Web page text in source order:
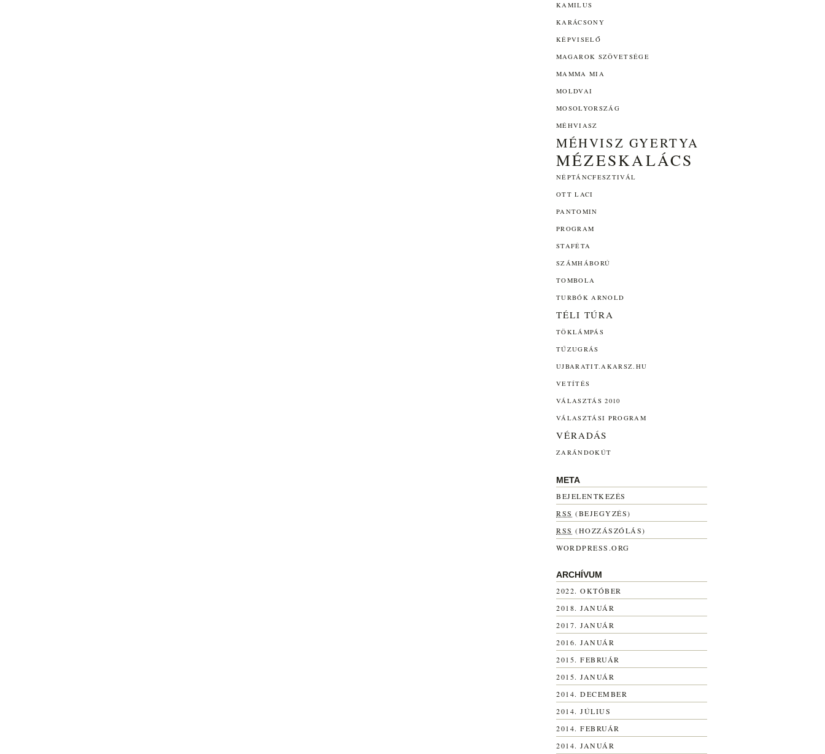
KAMILUS
KARÁCSONY
KÉPVISELŐ
MAGAROK SZÖVETSÉGE
MAMMA MIA
MOLDVAI
MOSOLYORSZÁG
MÉHVIASZ
MÉHVISZ GYERTYA
MÉZESKALÁCS
NÉPTÁNCFESZTIVÁL
OTT LACI
PANTOMIN
PROGRAM
STAFÉTA
SZÁMHÁBORÚ
TOMBOLA
TURBÓK ARNOLD
TÉLI TÚRA
TÖKLÁMPÁS
TŰZUGRÁS
UJBARATIT.AKARSZ.HU
VETÍTÉS
VÁLASZTÁS 2010
VÁLASZTÁSI PROGRAM
VÉRADÁS
ZARÁNDOKÚT
META
BEJELENTKEZÉS
RSS (BEJEGYZÉS)
RSS (HOZZÁSZÓLÁS)
WORDPRESS.ORG
ARCHÍVUM
2022. OKTÓBER
2018. JANUÁR
2017. JANUÁR
2016. JANUÁR
2015. FEBRUÁR
2015. JANUÁR
2014. DECEMBER
2014. JÚLIUS
2014. FEBRUÁR
2014. JANUÁR